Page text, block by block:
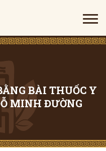
BÀI THUỐC Y
MINH ĐƯỜNG